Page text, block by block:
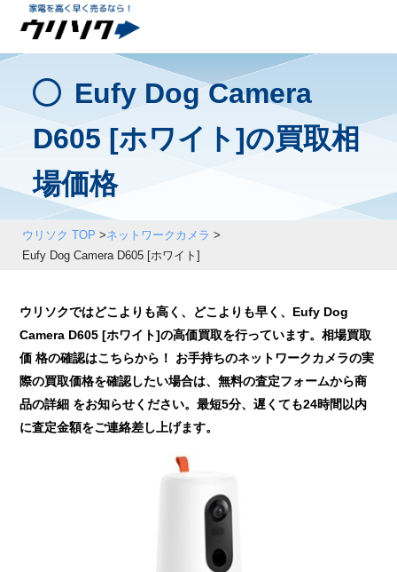
Eufy Dog Camera
D605 [ホワイト]の買取相
場価格
ウリソク TOP >ネットワークカメラ >
Eufy Dog Camera D605 [ホワイト]
ウリソクではどこよりも高く、どこよりも早く、Eufy Dog
Camera D605 [ホワイト]の高価買取を行っています。相場買取
価 格の確認はこちらから！ お手持ちのネットワークカメラの実
際の買取価格を確認したい場合は、無料の査定フォームから商
品の詳細 をお知らせください。最短5分、遅くても24時間以内
に査定金額をご連絡差し上げます。